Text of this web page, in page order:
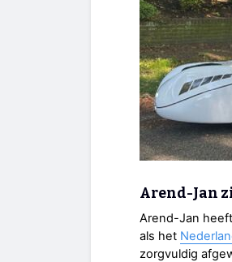
Arend-Jan
Arend-Jan
als het
zorgvuldig